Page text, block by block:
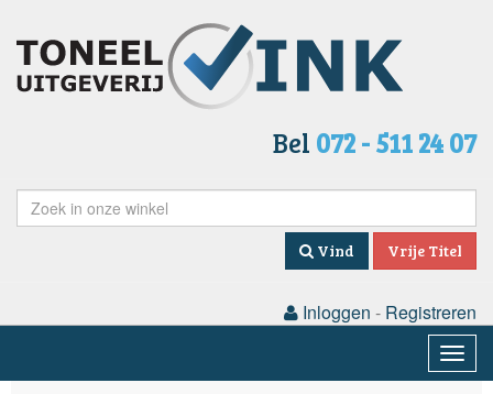
Bel 072 - 511 24 07
Vind Vrije Titel
Inloggen - Registreren